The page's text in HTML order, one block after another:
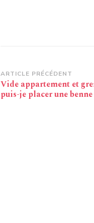
Navigation
d’article
ARTICLE PRÉCÉDENT
Vide appartement et
puis-je placer une benne